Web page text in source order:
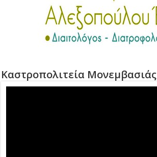
Καστροπολιτεία Μονεμβασιάς